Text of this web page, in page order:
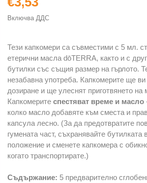
Включва ДДС
Тези капкомери са съвместими с 5 мл.
етерични масла dōTERRA, както и с
бутилки със същия размер на гърлото.
незабавна употреба. Капкомерите ще
дозиране и ще улеснят приготвянето на
Капкомерите спестяват време и масло
колко масло добавяте към сместа и
капсула лесно. (За да предотвратите
гумената част, съхранявайте бутилката
положение и сменете капкомера с
когато транспортирате.)
Съдържание: 5 предварително